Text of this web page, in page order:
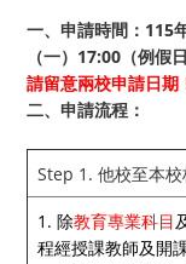
一、申請時間：115
（一）17:00（例假
請留意兩校申請日期
二、申請流程：
Step 1. 他校至本
1. 除教育專業科目
程經授課教師及開